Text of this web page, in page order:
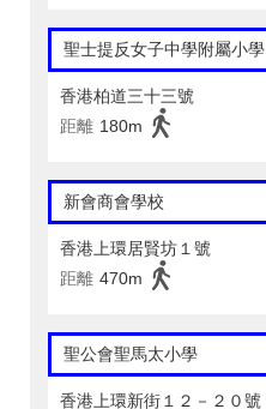
聖士提反女子中學附屬小學
香港柏道三十三號
距離 180m
新會商會學校
香港上環居賢坊１號
距離 470m
聖公會聖馬太小學
香港上環新街１２－２０號